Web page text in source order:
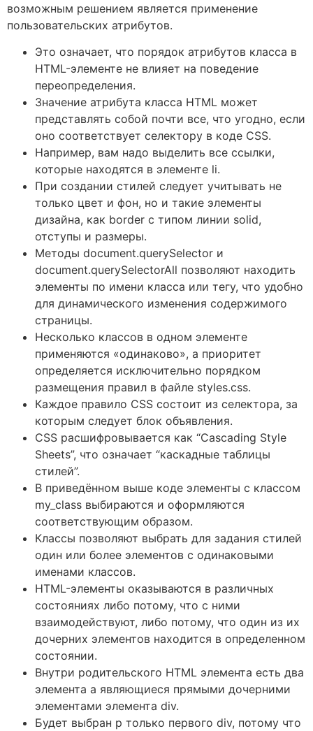
возможным решением является применение
пользовательских атрибутов.
Это означает, что порядок атрибутов класса в
HTML-элементе не влияет на поведение
переопределения.
Значение атрибута класса HTML может
представлять собой почти все, что угодно, если
оно соответствует селектору в коде CSS.
Например, вам надо выделить все ссылки,
которые находятся в элементе li.
При создании стилей следует учитывать не
только цвет и фон, но и такие элементы
дизайна, как border с типом линии solid,
отступы и размеры.
Методы document.querySelector и
document.querySelectorAll позволяют находить
элементы по имени класса или тегу, что удобно
для динамического изменения содержимого
страницы.
Несколько классов в одном элементе
применяются «одинаково», а приоритет
определяется исключительно порядком
размещения правил в файле styles.css.
Каждое правило CSS состоит из селектора, за
которым следует блок объявления.
CSS расшифровывается как “Cascading Style
Sheets”, что означает “каскадные таблицы
стилей”.
В приведённом выше коде элементы с классом
my_class выбираются и оформляются
соответствующим образом.
Классы позволяют выбрать для задания стилей
один или более элементов с одинаковыми
именами классов.
HTML-элементы оказываются в различных
состояниях либо потому, что с ними
взаимодействуют, либо потому, что один из их
дочерних элементов находится в определенном
состоянии.
Внутри родительского HTML элемента есть два
элемента a являющиеся прямыми дочерними
элементами элемента div.
Будет выбран p только первого div, потому что